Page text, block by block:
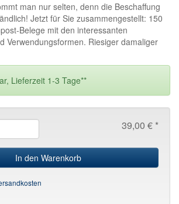
man nur selten, denn die Beschaffung
Jetzt für Sie zusammengestellt: 150
Belege mit den interessanten
Verwendungsformen. Riesiger damaliger
Lieferzeit 1-3 Tage**
39,00 € *
In den Warenkorb